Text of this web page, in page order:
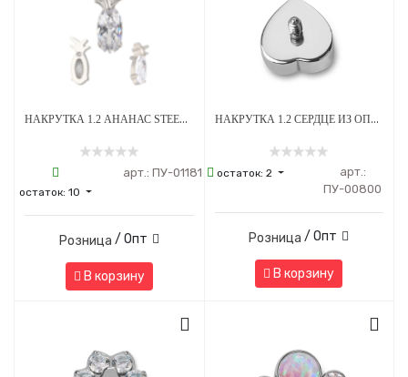
НАКРУТКА 1.2 АНАНАС STEEL CRYSTAL ТИТАН
остаток: 10
арт.: ПУ-01181
Розница / Опт
В корзину
НАКРУТКА 1.2 СЕРДЦЕ ИЗ ОПАЛА OP-08 ТИТАН
остаток: 2
арт.:
ПУ-00800
Розница / Опт
В корзину